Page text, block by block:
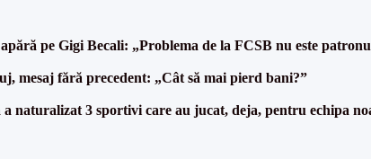
pe Gigi Becali: „Problema de la FCSB nu este
mesaj fără precedent: „Cât să mai pierd bani?”
naturalizat 3 sportivi care au jucat, deja, pentru echipa